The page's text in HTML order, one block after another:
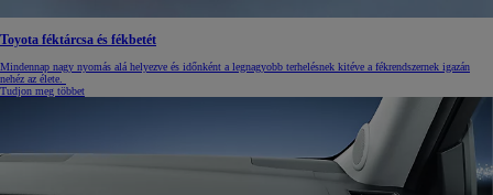
Toyota féktárcsa és fékbetét
Mindennap nagy nyomás alá helyezve és időnként a legnagyobb terhelésnek kitéve a fékrendszernek igazán
nehéz az élete.
Tudjon meg többet